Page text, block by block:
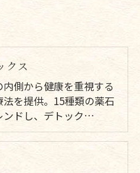
クス
内側から健康を重視する
法を提供。15種類の薬石
ンドし、デトック…